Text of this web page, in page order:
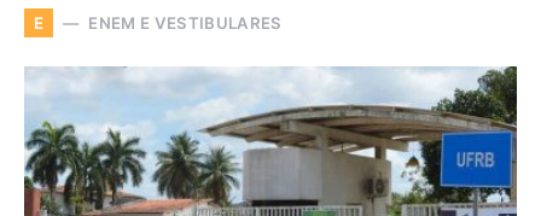
E ENEM E VESTIBULARES